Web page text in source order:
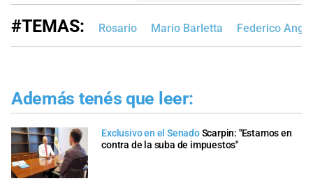
#TEMAS: Rosario Mario Barletta Federico
Además tenés que leer:
Exclusivo en el SenadoScarpin: "Estamos en
contra de la suba de impuestos"